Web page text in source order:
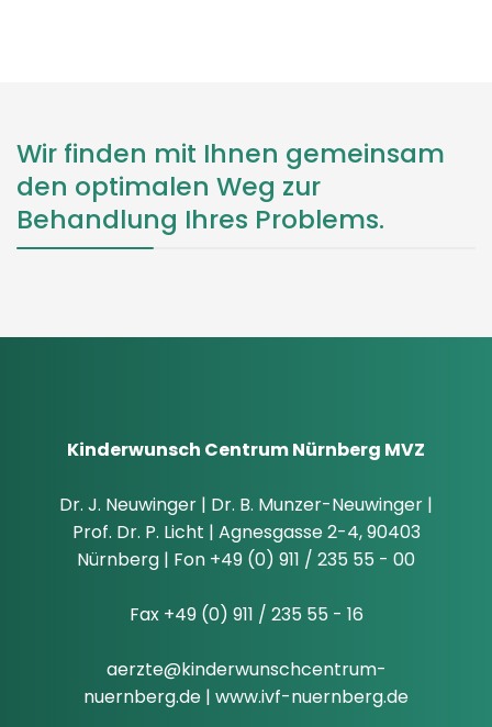
Wir finden mit Ihnen gemeinsam
den optimalen Weg zur
Behandlung Ihres Problems.
Kinderwunsch Centrum Nürnberg MVZ
Dr. J. Neuwinger | Dr. B. Munzer-Neuwinger |
Prof. Dr. P. Licht | Agnesgasse 2-4, 90403
Nürnberg | Fon +49 (0) 911 / 235 55 - 00
Fax +49 (0) 911 / 235 55 - 16
aerzte@kinderwunschcentrum-
nuernberg.de | www.ivf-nuernberg.de